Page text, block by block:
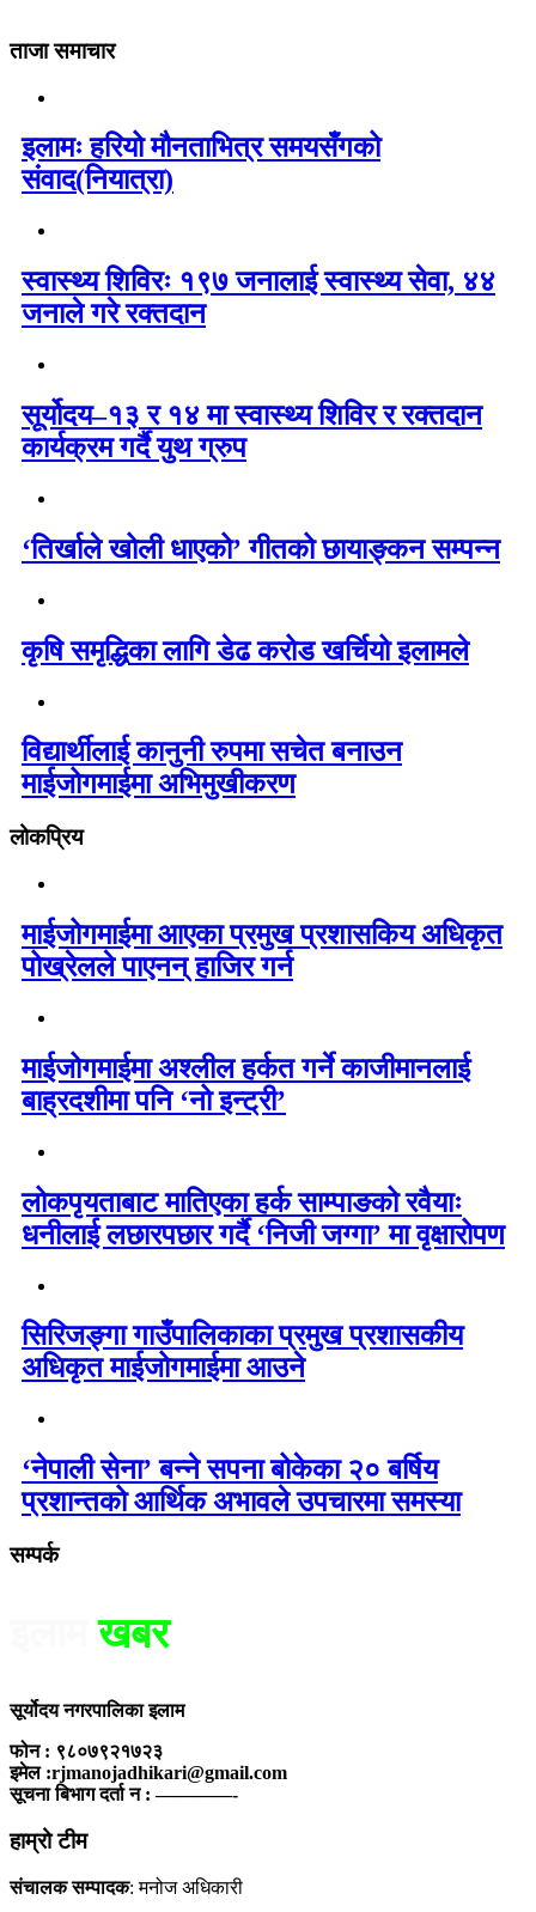
ताजा समाचार
इलामः हरियो मौनताभित्र समयसँगको
संवाद(नियात्रा)
स्वास्थ्य शिविरः १९७ जनालाई स्वास्थ्य सेवा, ४४
जनाले गरे रक्तदान
सूर्योदय–१३ र १४ मा स्वास्थ्य शिविर र रक्तदान
कार्यक्रम गर्दै युथ ग्रुप
‘तिर्खाले खोली धाएको’ गीतको छायाङ्कन सम्पन्न
कृषि समृद्धिका लागि डेढ करोड खर्चियो इलामले
विद्यार्थीलाई कानुनी रुपमा सचेत बनाउन
माईजोगमाईमा अभिमुखीकरण
लोकप्रिय
माईजोगमाईमा आएका प्रमुख प्रशासकिय अधिकृत
पोख्रेलले पाएनन् हाजिर गर्न
माईजोगमाईमा अश्लील हर्कत गर्ने काजीमानलाई
बाह्रदशीमा पनि ‘नो इन्ट्री’
लोकपृयताबाट मातिएका हर्क साम्पाङको रवैयाः
धनीलाई लछारपछार गर्दै ‘निजी जग्गा’ मा वृक्षारोपण
सिरिजङ्गा गाउँपालिकाका प्रमुख प्रशासकीय
अधिकृत माईजोगमाईमा आउने
‘नेपाली सेना’ बन्ने सपना बोकेका २० बर्षिय
प्रशान्तको आर्थिक अभावले उपचारमा समस्या
सम्पर्क
इलामखबर
सूर्योदय नगरपालिका इलाम
फोन : ९८०७९२१७२३
इमेल :rjmanojadhikari@gmail.com
सूचना बिभाग दर्ता न : ————-
हाम्रो टीम
संचालक सम्पादक: मनोज अधिकारी